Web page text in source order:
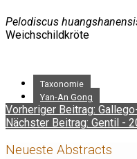
Pelodiscus
Weichschildkröte
Taxonomie
Yan-An Gong
Vorheriger Beitrag:
Nächster Beitrag: Gentil -
Neueste Abstracts